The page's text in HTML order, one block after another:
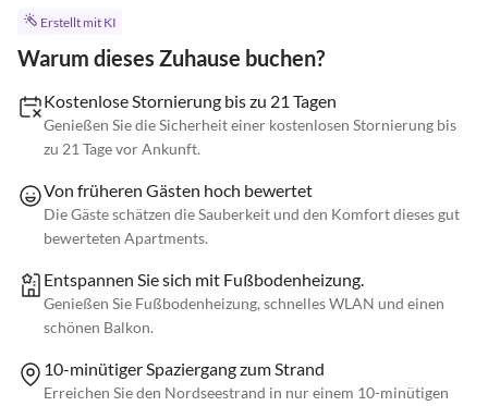
Erstellt mit KI
Warum dieses Zuhause buchen?
Kostenlose Stornierung bis zu 21 Tagen
Genießen Sie die Sicherheit einer kostenlosen Stornierung bis
zu 21 Tage vor Ankunft.
Von früheren Gästen hoch bewertet
Die Gäste schätzen die Sauberkeit und den Komfort dieses gut
bewerteten Apartments.
Entspannen Sie sich mit Fußbodenheizung.
Genießen Sie Fußbodenheizung, schnelles WLAN und einen
schönen Balkon.
10-minütiger Spaziergang zum Strand
Erreichen Sie den Nordseestrand in nur einem 10-minütigen